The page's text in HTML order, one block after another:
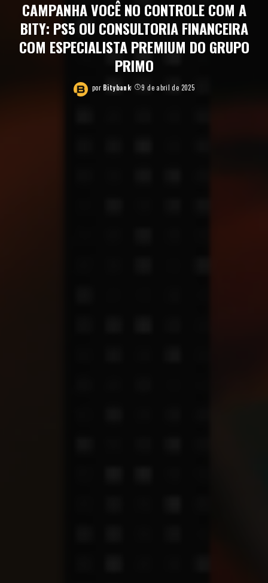
CAMPANHA VOCÊ NO CONTROLE COM A
BITY: PS5 OU CONSULTORIA FINANCEIRA
COM ESPECIALISTA PREMIUM DO GRUPO
PRIMO
por Bitybank 9 de abril de 2025